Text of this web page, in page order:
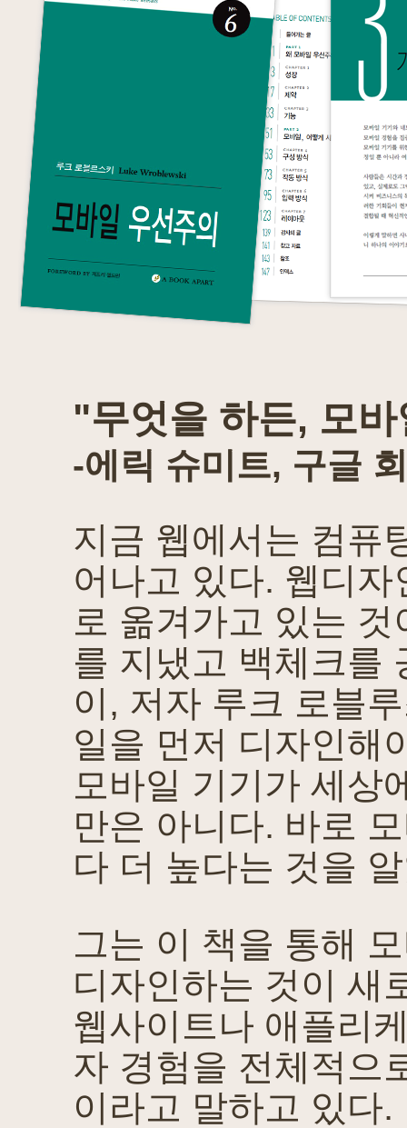
"무엇을 하든, 모
-에릭 슈미트, 구글
지금 웹에서는 컴퓨
어나고 있다. 웹디
로 옮겨가고 있는
를 지냈고 백체크를
이, 저자 루크 로블
일을 먼저 디자인해
모바일 기기가 세상
만은 아니다. 바로
다 더 높다는 것을
그는 이 책을 통해
디자인하는 것이 새
웹사이트나 애플리
자 경험을 전체적으
이라고 말하고 있다.